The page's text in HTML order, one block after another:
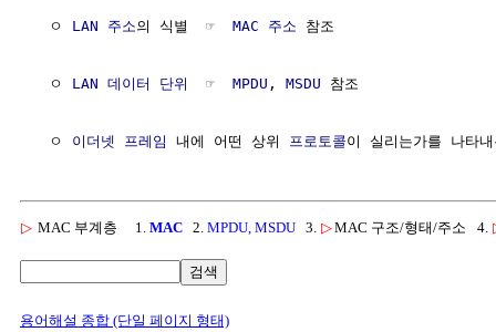
  ㅇ
LAN 주소의 식별  ☞ MAC 주소 참조
  ㅇ
LAN 데이터 단위
  ☞
MPDU , MSDU 참조
  ㅇ
이더넷 프레임 내에 어떤 상위 프로토콜이 실리는가를 나타
▷ MAC 부계층 1. MAC 2. MPDU, MSDU 3. ▷MAC 구조/형태/주소 4.
검색
용어해설 종합 (단일 페이지 형태)